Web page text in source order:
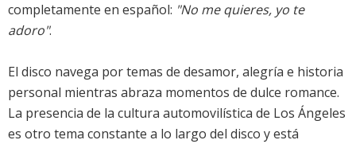
completamente en español: "No me quieres, yo te
adoro".
El disco navega por temas de desamor, alegría e historia
personal mientras abraza momentos de dulce romance.
La presencia de la cultura automovilística de Los Ángeles
es otro tema constante a lo largo del disco y está